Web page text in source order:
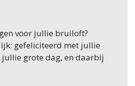
voor jullie bruiloft?
gefeliciteerd met jullie
grote dag, en daarbij